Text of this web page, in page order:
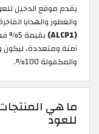
يقدم موقع الدخيل
والعطور والهدايا
(ALCP1)
آمنة ومتعددة، ليكون
والمكفولة 100%.
ما هي
للعود